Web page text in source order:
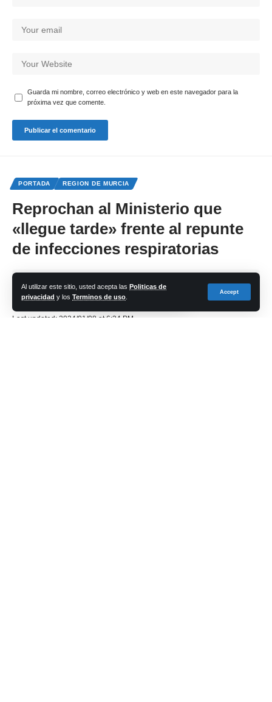
Al utilizar este sitio, usted acepta las Politicas de
privacidad y los Terminos de uso
Accept
Guarda mi nombre, correo electrónico y web en este navegador para la
próxima vez que comente.
PORTADA REGION DE MURCIA
Reprochan al Ministerio que
«llegue tarde» frente al repunte
de infecciones respiratorias
Last updated: 2024/01/08 at 6:34 PM